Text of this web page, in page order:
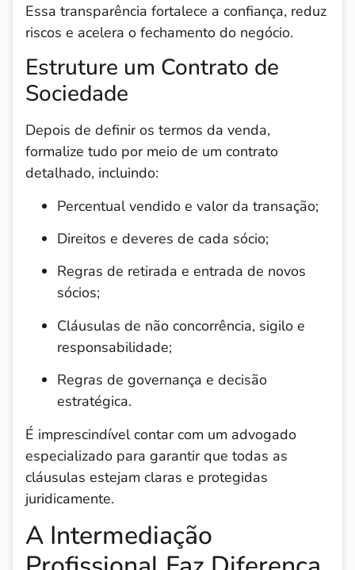
Essa transparência fortalece a confiança, reduz
riscos e acelera o fechamento do negócio.
Estruture um Contrato de
Sociedade
Depois de definir os termos da venda,
formalize tudo por meio de um contrato
detalhado, incluindo:
Percentual vendido e valor da transação;
Direitos e deveres de cada sócio;
Regras de retirada e entrada de novos
sócios;
Cláusulas de não concorrência, sigilo e
responsabilidade;
Regras de governança e decisão
estratégica.
É imprescindível contar com um advogado
especializado para garantir que todas as
cláusulas estejam claras e protegidas
juridicamente.
A Intermediação